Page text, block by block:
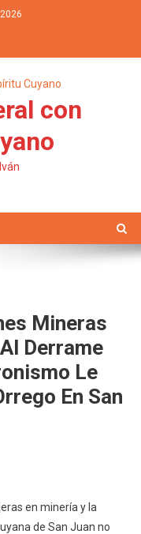
con
Mineras
Derrame
Le
En San
en minería y la
de San Juan no